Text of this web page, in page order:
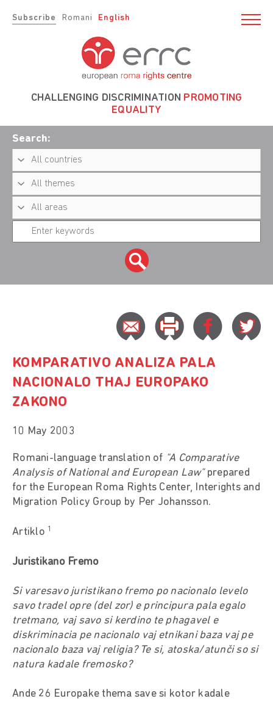
Subscribe Romani English
CHALLENGING DISCRIMINATION PROMOTING
EQUALITY
Search:
KOMPARATIVO ANALIZA PALA
NACIONALO THAJ EUROPAKO
ZAKONO
10 May 2003
Romani-language translation of "A Comparative
Analysis of National and European Law"prepared
for the European Roma Rights Center, Interights and
Migration Policy Group by Per Johansson.
Artiklo 1
Juristikano Fremo
Si varesavo juristikano fremo po nacionalo levelo
savo tradel opre (del zor) e principura pala egalo
tretmano, vaj savo si kerdino te phagavel e
diskriminacia pe nacionalo vaj etnikani baza vaj pe
nacionalo baza vaj religia? Te si, atoska/atunči so si
natura kadale fremosko?
Ande 26 Europake thema save si kotor kadale